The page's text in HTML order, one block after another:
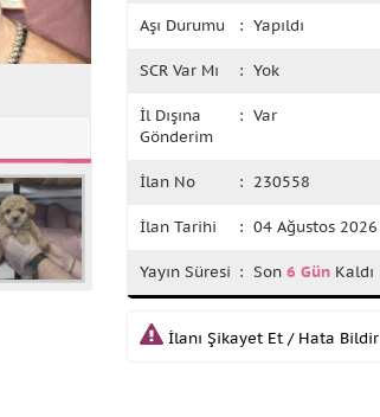
Aşı Durumu : Yapıldı
SCR Var Mı : Yok
İl Dışına
Gönderim
: Var
İlan No : 230558
İlan Tarihi : 04 Ağustos 2026
Yayın Süresi : Son6 Gün Kaldı
İlanı Şikayet Et / Hata Bildir